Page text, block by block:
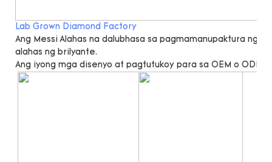
Lab Grown Diamond Factory
Ang Messi Alahas na dalubhasa sa pagmamanupaktura ng
alahas ng brilyante.
Ang iyong mga disenyo at pagtutukoy para sa OEM o ODM